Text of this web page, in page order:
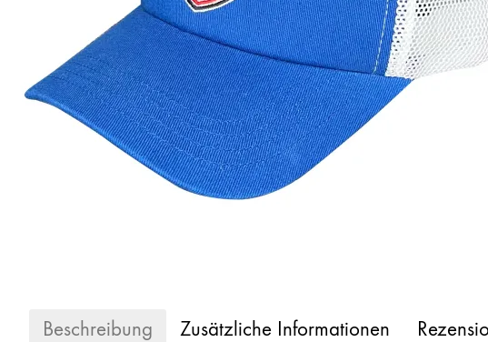
Beschreibung Zusätzliche Informationen